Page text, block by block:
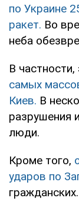
по Украине
ракет. Во
неба
В
самых
Киев. В
разрушения
люди.
Кроме того,
ударов по
гражданских.